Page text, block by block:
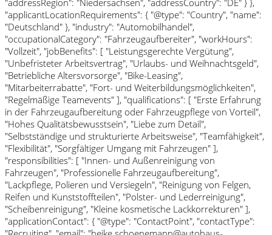
"addressRegion": "Niedersachsen", "addressCountry": "DE" } },
"applicantLocationRequirements": { "@type": "Country", "name":
"Deutschland" }, "industry": "Automobilhandel",
"occupationalCategory": "Fahrzeugaufbereiter", "workHours":
"Vollzeit", "jobBenefits": [ "Leistungsgerechte Vergütung",
"Unbefristeter Arbeitsvertrag", "Urlaubs- und Weihnachtsgeld",
"Betriebliche Altersvorsorge", "Bike-Leasing",
"Mitarbeiterrabatte", "Fort- und Weiterbildungsmöglichkeiten",
"Regelmäßige Teamevents" ], "qualifications": [ "Erste Erfahrung
in der Fahrzeugaufbereitung oder Fahrzeugpflege von Vorteil",
"Hohes Qualitätsbewusstsein", "Liebe zum Detail",
"Selbstständige und strukturierte Arbeitsweise", "Teamfähigkeit",
"Flexibilität", "Sorgfältiger Umgang mit Fahrzeugen" ],
"responsibilities": [ "Innen- und Außenreinigung von
Fahrzeugen", "Professionelle Fahrzeugaufbereitung",
"Lackpflege, Polieren und Versiegeln", "Reinigung von Felgen,
Reifen und Kunststoffteilen", "Polster- und Lederreinigung",
"Scheibenreinigung", "Kleine kosmetische Lackkorrekturen" ],
"applicationContact": { "@type": "ContactPoint", "contactType":